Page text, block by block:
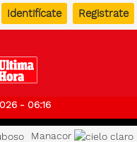
Identifícate Registrate
- 06:16
Manacor